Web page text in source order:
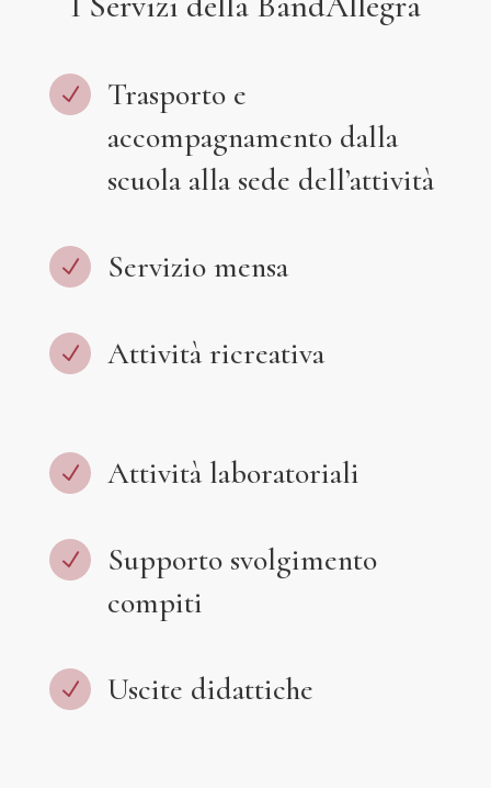
N
Trasporto e
accompagnamento dalla
scuola alla sede dell’attività
N Servizio mensa
N Attività ricreativa
N Attività laboratoriali
N
Supporto svolgimento
compiti
N Uscite didattiche